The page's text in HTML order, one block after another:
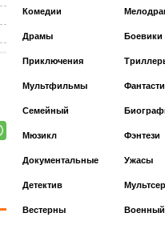
Комедии
Драмы Боевики
Приключения
Мультфильмы
Cемейный
Мюзикл Фэнтези
Документальные Ужасы
Детектив
Вестерны Военный